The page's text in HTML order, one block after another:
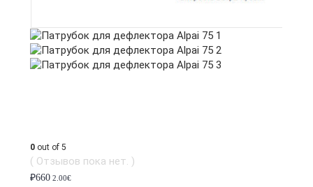
0 out of 5
( Отзывов пока нет. )
₽660 2.00€